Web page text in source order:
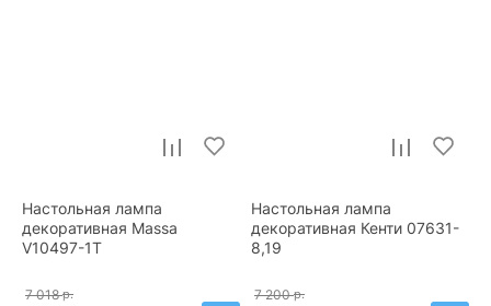
Настольная лампа
декоративная Massa
V10497-1T
7 018 р.
Настольная лампа
декоративная Кенти 07631-
8,19
7 200 р.